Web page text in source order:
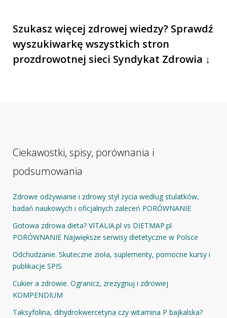
Szukasz więcej zdrowej wiedzy? Sprawdź
wyszukiwarkę wszystkich stron
prozdrowotnej sieci Syndykat Zdrowia ↓
Ciekawostki, spisy, porównania i
podsumowania
Zdrowe odżywianie i zdrowy styl życia według stulatków,
badań naukowych i oficjalnych zaleceń PORÓWNANIE
Gotowa zdrowa dieta? VITALIA.pl vs DIETMAP.pl
PORÓWNANIE Największe serwisy dietetyczne w Polsce
Odchudzanie. Skuteczne zioła, suplementy, pomocne kursy i
publikacje SPIS
Cukier a zdrowie. Ogranicz, zrezygnuj i zdrowiej
KOMPENDIUM
Taksyfolina, dihydrokwercetyna czy witamina P bajkalska?